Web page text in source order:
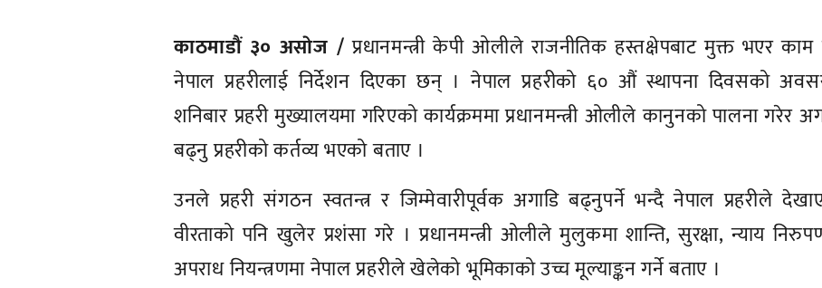
काठमाडौं ३० असाेज / प्रधानमन्त्री केपी ओलीले राजनीतिक हस्तक्षेपबाट मुक्त भएर काम
नेपाल प्रहरीलाई निर्देशन दिएका छन् । नेपाल प्रहरीको ६० औं स्थापना दिवसको
शनिबार प्रहरी मुख्यालयमा गरिएको कार्यक्रममा प्रधानमन्त्री ओलीले कानुनको पालना गरेर
बढ्नु प्रहरीको कर्तव्य भएको बताए ।
उनले प्रहरी संगठन स्वतन्त्र र जिम्मेवारीपूर्वक अगाडि बढ्नुपर्ने भन्दै नेपाल प्रहरीले
वीरताको पनि खुलेर प्रशंसा गरे । प्रधानमन्त्री ओलीले मुलुकमा शान्ति, सुरक्षा, न्याय
अपराध नियन्त्रणमा नेपाल प्रहरीले खेलेको भूमिकाको उच्च मूल्याङ्कन गर्ने बताए ।